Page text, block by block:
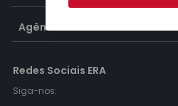
Agências ERA
Redes Sociais ERA
Siga-nos: